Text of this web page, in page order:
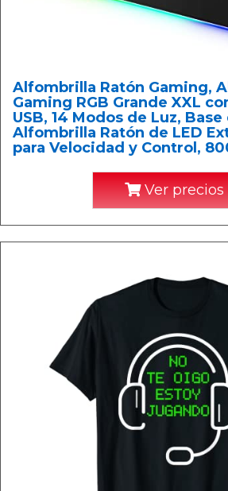
Alfombrilla Ratón Gaming,
Gaming RGB Grande XXL
USB, 14 Modos de Luz, Base
Alfombrilla Ratón de LED
para Velocidad y Control,
Ver